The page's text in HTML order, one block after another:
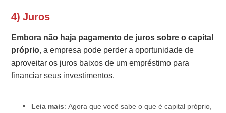
4) Juros
Embora não haja pagamento de juros sobre o capital
próprio, a empresa pode perder a oportunidade de
aproveitar os juros baixos de um empréstimo para
financiar seus investimentos.
Leia mais: Agora que você sabe o que é capital próprio,